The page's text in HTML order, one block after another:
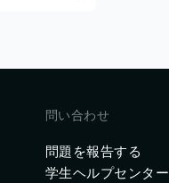
問い合わせ
問題を報告する
学生ヘルプセンター